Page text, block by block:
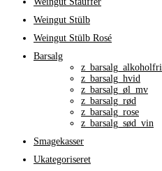
Weingut Stülb
Weingut Stülb Rosé
Barsalg
z_barsalg_alkoholfri
z_barsalg_hvid
z_barsalg_øl_mv
z_barsalg_rød
z_barsalg_rose
z_barsalg_sød_vin
Smagekasser
Ukategoriseret